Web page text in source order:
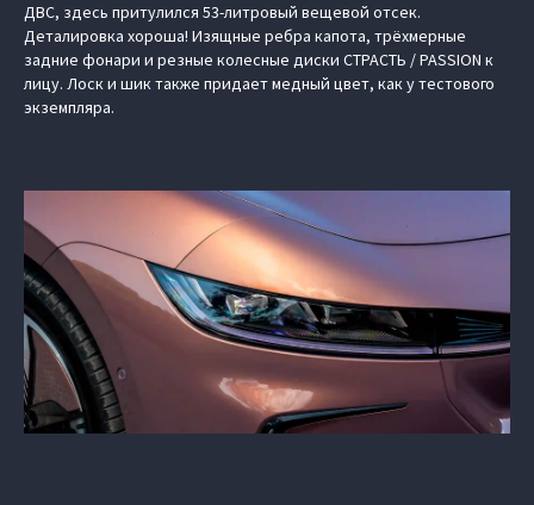
ДВС, здесь притулился 53-литровый вещевой отсек.
Деталировка хороша! Изящные ребра капота, трёхмерные
задние фонари и резные колесные диски СТРАСТЬ / PASSION к
лицу. Лоск и шик также придает медный цвет, как у тестового
экземпляра.